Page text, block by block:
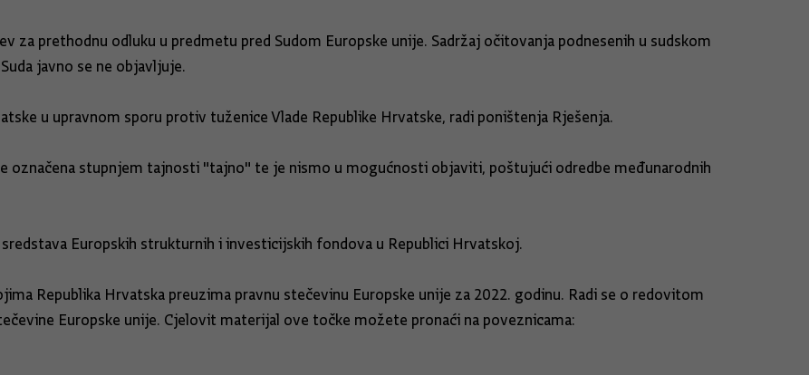
za prethodnu odluku u predmetu pred Sudom Europske unije. Sadržaj očitovanja podnesenih u sudskom
javno se ne objavljuje.
u upravnom sporu protiv tuženice Vlade Republike Hrvatske, radi poništenja Rješenja.
označena stupnjem tajnosti "tajno" te je nismo u mogućnosti objaviti, poštujući odredbe međunarodnih
Europskih strukturnih i investicijskih fondova u Republici Hrvatskoj.
Republika Hrvatska preuzima pravnu stečevinu Europske unije za 2022. godinu. Radi se o redovitom
Europske unije. Cjelovit materijal ove točke možete pronaći na poveznicama: